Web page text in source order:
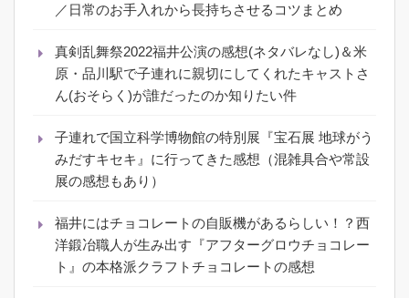
／日常のお手入れから長持ちさせるコツまとめ
真剣乱舞祭2022福井公演の感想(ネタバレなし)＆米
原・品川駅で子連れに親切にしてくれたキャストさ
ん(おそらく)が誰だったのか知りたい件
子連れで国立科学博物館の特別展『宝石展 地球がう
みだすキセキ』に行ってきた感想（混雑具合や常設
展の感想もあり）
福井にはチョコレートの自販機があるらしい！？西
洋鍛冶職人が生み出す『アフターグロウチョコレー
ト』の本格派クラフトチョコレートの感想